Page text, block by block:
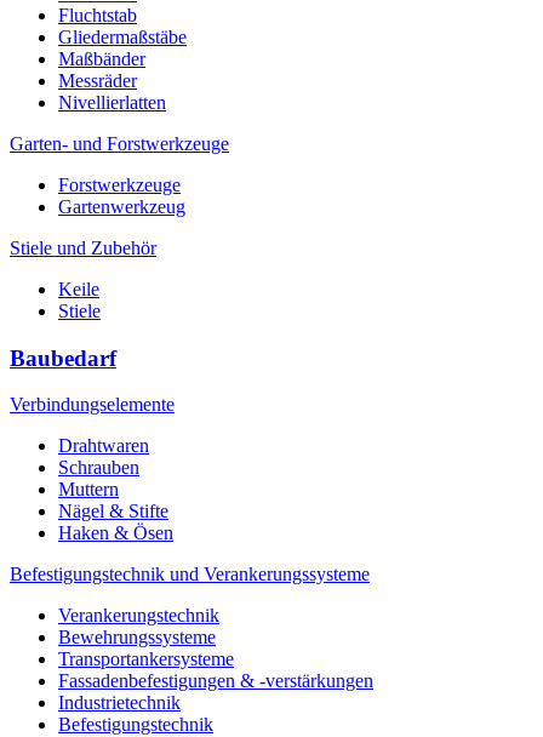
Fluchtstab
Gliedermaßstäbe
Maßbänder
Messräder
Nivellierlatten
Garten- und Forstwerkzeuge
Forstwerkzeuge
Gartenwerkzeug
Stiele und Zubehör
Keile
Stiele
Baubedarf
Verbindungselemente
Drahtwaren
Schrauben
Muttern
Nägel & Stifte
Haken & Ösen
Befestigungstechnik und Verankerungssysteme
Verankerungstechnik
Bewehrungssysteme
Transportankersysteme
Fassadenbefestigungen & -verstärkungen
Industrietechnik
Befestigungstechnik